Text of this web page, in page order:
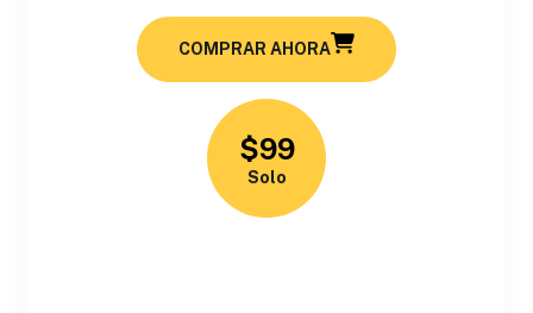
COMPRAR AHORA
$99
Solo